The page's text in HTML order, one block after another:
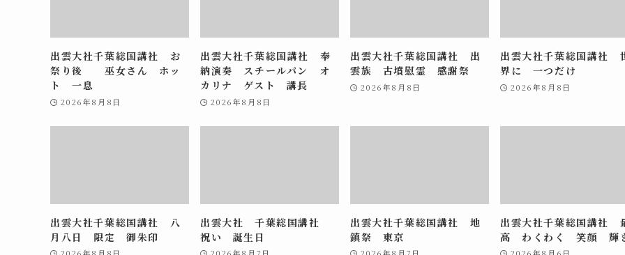
出雲大社千葉総国講社 お
祭り後 巫女さん ホッ
ト 一息
2026年8月8日
出雲大社千葉総国講社 奉
納演奏 スチールパン オ
カリナ ゲスト 講長
2026年8月8日
出雲大社千葉総国講社 出
雲族 古墳慰霊 感謝祭
2026年8月8日
出雲大社千葉総国講社
界に 一つだけ
2026年8月8日
出雲大社千葉総国講社 八
月八日 限定 御朱印
出雲大社 千葉総国講社
祝い 誕生日
出雲大社千葉総国講社 地
鎮祭 東京
出雲大社千葉総国講社
高 わくわく 笑顔 輝